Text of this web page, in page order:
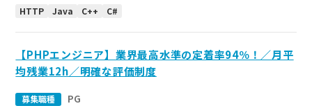
HTTP Java C++ C#
【PHPエンジニア】業界最高水準の定着率94％！／月平
均残業12h／明確な評価制度
募集職種 PG